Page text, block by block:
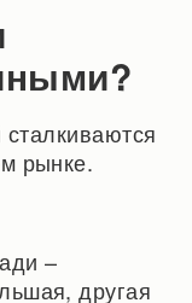
рынке.
–
другая